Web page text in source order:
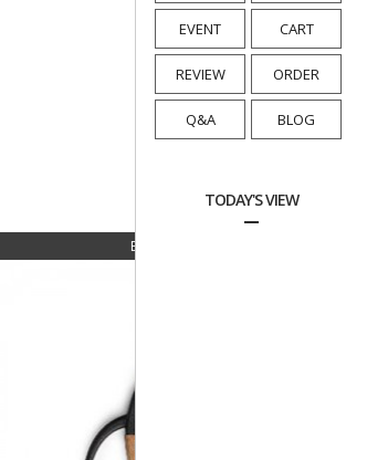
EVENT CART
REVIEW ORDER
Q&A BLOG
TODAY'S VIEW
BEST 04